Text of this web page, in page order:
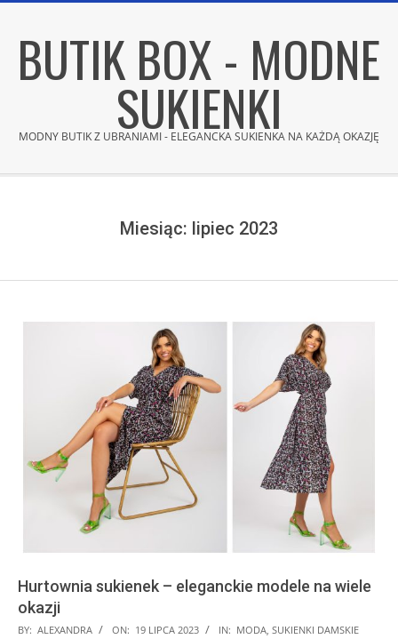
contentBUTIK BOX - MODNE
SUKIENKI
MODNY BUTIK Z UBRANIAMI - ELEGANCKA SUKIENKA NA KAŻDĄ OKAZJĘ
Miesiąc: lipiec 2023
Hurtownia sukienek – eleganckie modele na wiele
okazji
2023-
BY: ALEXANDRA ON: 19 LIPCA 2023 IN: MODA SUKIENKI DAMSKIE